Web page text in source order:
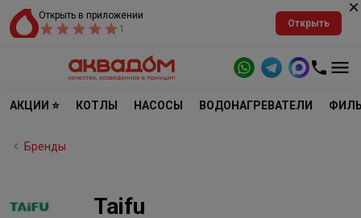
Открыть в приложении
1
Открыть
АКЦИИ ⭐ КОТЛЫ НАСОСЫ ВОДОНАГРЕВАТЕЛИ
Бренды
Taifu